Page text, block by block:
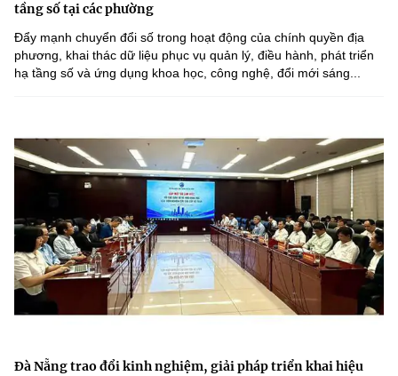
tầng số tại các phường
Đẩy mạnh chuyển đổi số trong hoạt động của chính quyền địa
phương, khai thác dữ liệu phục vụ quản lý, điều hành, phát triển
hạ tầng số và ứng dụng khoa học, công nghệ, đổi mới sáng...
Đà Nẵng trao đổi kinh nghiệm, giải pháp triển khai hiệu